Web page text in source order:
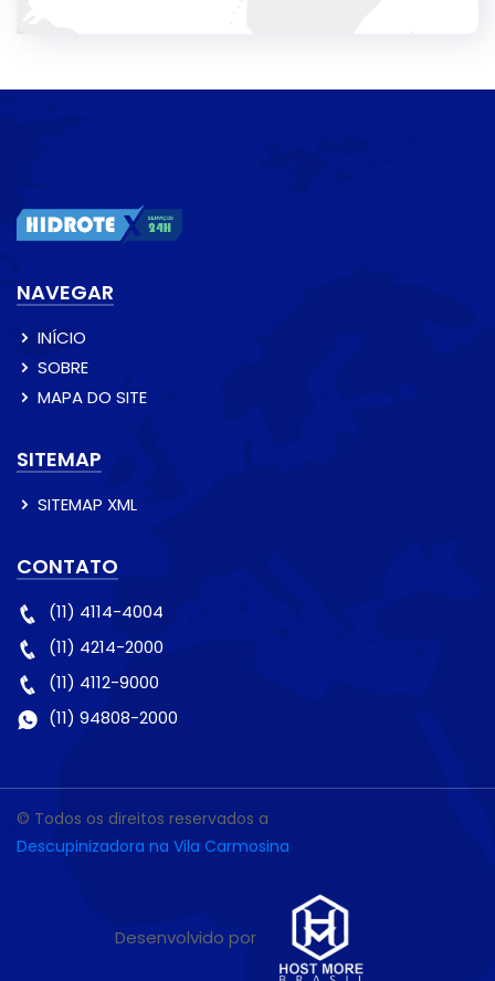
NAVEGAR
INÍCIO
SOBRE
MAPA DO SITE
SITEMAP
SITEMAP XML
CONTATO
(11) 4114-4004
(11) 4214-2000
(11) 4112-9000
(11) 94808-2000
© Todos os direitos reservados a
Descupinizadora na Vila Carmosina
Desenvolvido por